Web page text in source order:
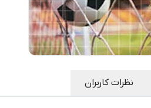
نظرات کاربران